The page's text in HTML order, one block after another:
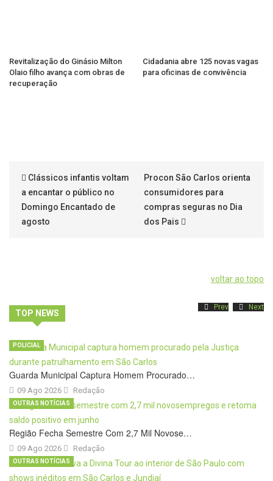
Revitalização do Ginásio Milton
Olaio filho avança com obras de
recuperação
Cidadania abre 125 novas vagas
para oficinas de convivência
Clássicos infantis voltam
a encantar o público no
Domingo Encantado de
agosto
Procon São Carlos orienta
consumidores para
compras seguras no Dia
dos Pais
voltar ao topo
TOP NEWS
Prev Next
Guarda Municipal Captura Homem Procurado…
09 Ago 2026
POLICIAL
Redação
Região Fecha Semestre Com 2,7 Mil Novose…
09 Ago 2026
OUTRAS NOTÍCIAS
Redação
OUTRAS NOTÍCIAS